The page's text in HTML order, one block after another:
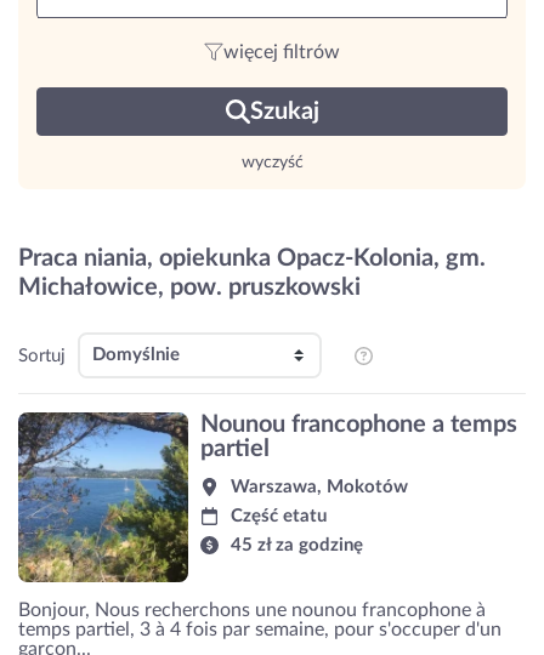
więcej filtrów
Szukaj
wyczyść
Praca niania, opiekunka Opacz-Kolonia, gm.
Michałowice, pow. pruszkowski
Sortuj
Nounou francophone a temps
partiel
Warszawa, Mokotów
Część etatu
45 zł za godzinę
Bonjour, Nous recherchons une nounou francophone à
temps partiel, 3 à 4 fois par semaine, pour s'occuper d'un
garçon...